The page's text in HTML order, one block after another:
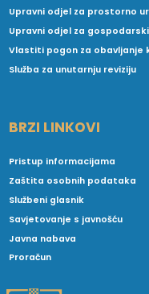
Upravni odjel za prostorno
Upravni odjel za
Vlastiti pogon za obavljanje
Služba za unutarnju reviziju
BRZI LINKOVI
Pristup informacijama
Zaštita osobnih podataka
Službeni glasnik
Savjetovanje s javnošću
Javna nabava
Proračun